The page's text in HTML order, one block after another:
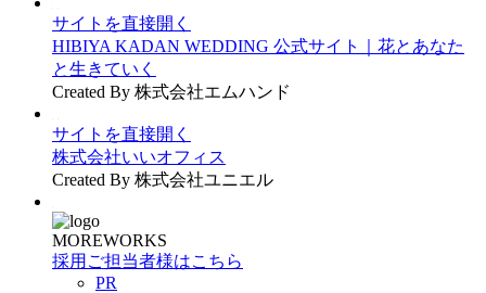
サイトを直接開く
HIBIYA KADAN WEDDING 公式サイト｜花とあなた
と生きていく
Created By 株式会社エムハンド
サイトを直接開く
株式会社いいオフィス
Created By 株式会社ユニエル
MOREWORKS
採用ご担当者様はこちら
PR